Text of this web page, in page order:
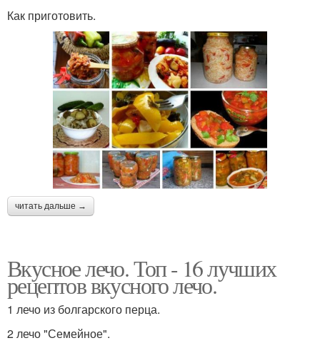
Как приготовить.
читать дальше →
Вкусное лечо. Топ - 16 лучших
рецептов вкусного лечо.
1 лечо из болгарского перца.
2 лечо "Семейное".